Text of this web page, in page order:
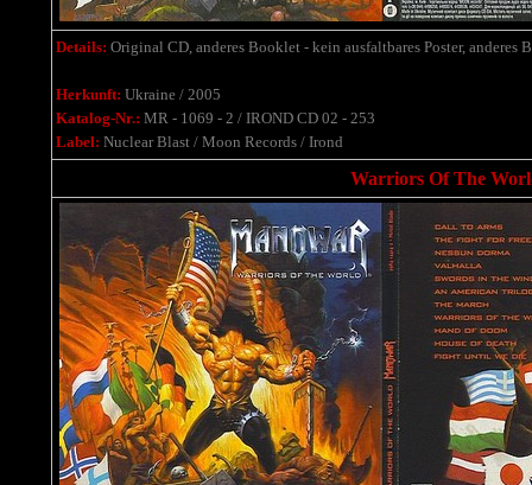
Details: Original CD, anderes Booklet - kein ausfaltbares Poster,
Herkunft: Ukraine / 2005
Katalog-Nr.: MR - 1069 - 2 / IROND CD 02 - 253
Label: Nuclear Blast / Moon Records / Irond
Warriors Of The